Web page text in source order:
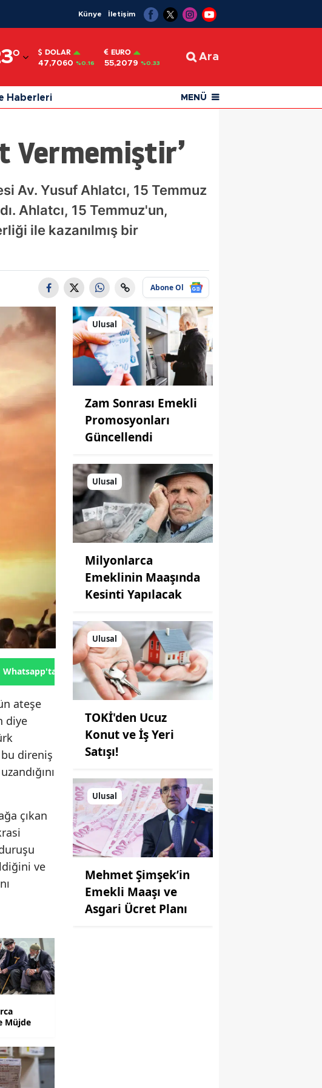
Künye İletişim
° DOLAR
47,7060 %0.16
EURO
55,2079 %0.33
Ara
Haberleri MENÜ
Vermemiştir’
Av. Yusuf Ahlatcı, 15 Temmuz
Ahlatcı, 15 Temmuz'un,
ile kazanılmış bir
Abone Ol
Whatsapp'tan Gönder
ateşe
diye
direniş
çıkan
ve
Müjde
Ulusal
Zam Sonrası Emekli
Promosyonları
Güncellendi
Ulusal
Milyonlarca
Emeklinin Maaşında
Kesinti Yapılacak
Ulusal
TOKİ'den Ucuz
Konut ve İş Yeri
Satışı!
Ulusal
Mehmet Şimşek’in
Emekli Maaşı ve
Asgari Ücret Planı